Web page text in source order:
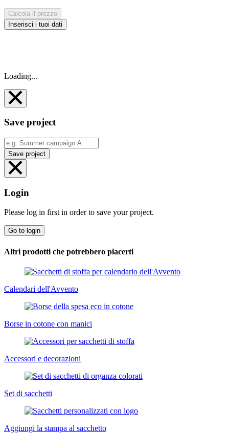
Calcola il prezzo
Inserisci i tuoi dati
Loading...
Save project
Save project
Login
Please log in first in order to save your project.
Go to login
Altri prodotti che potrebbero piacerti
Calendari dell'Avvento
Borse in cotone con manici
Accessori e decorazioni
Set di sacchetti
Aggiungi la stampa al sacchetto